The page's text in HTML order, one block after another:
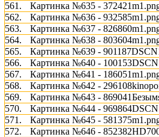
561.
Картинка №635 -
562.
Картинка №636 -
563.
Картинка №637 -
564.
Картинка №638 -
565.
Картинка №639 -
566.
Картинка №640 -
567.
Картинка №641 -
568.
Картинка №642 -
569.
Картинка №643 -
570.
Картинка №644 -
571.
Картинка №645 -
572.
Картинка №646 -